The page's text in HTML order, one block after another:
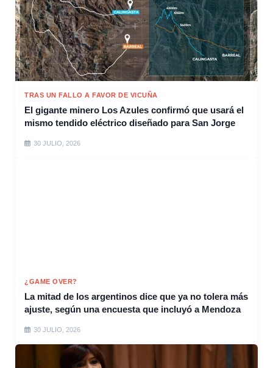
TRAS UN FALLO A FAVOR DE VICUÑA
El gigante minero Los Azules confirmó que usará el
mismo tendido eléctrico diseñado para San Jorge
30 JULIO, 2026
¿GAME OVER?
La mitad de los argentinos dice que ya no tolera más
ajuste, según una encuesta que incluyó a Mendoza
30 JULIO, 2026